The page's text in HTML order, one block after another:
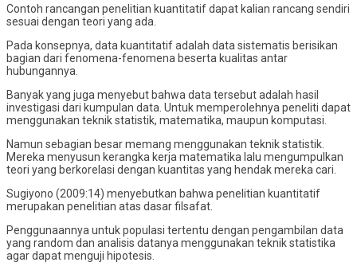
Contoh rancangan penelitian kuantitatif dapat kalian rancang sendiri
sesuai dengan teori yang ada.
Pada konsepnya, data kuantitatif adalah data sistematis berisikan
bagian dari fenomena-fenomena beserta kualitas antar
hubungannya.
Banyak yang juga menyebut bahwa data tersebut adalah hasil
investigasi dari kumpulan data. Untuk memperolehnya peneliti dapat
menggunakan teknik statistik, matematika, maupun komputasi.
Namun sebagian besar memang menggunakan teknik statistik.
Mereka menyusun kerangka kerja matematika lalu mengumpulkan
teori yang berkorelasi dengan kuantitas yang hendak mereka cari.
Sugiyono (2009:14) menyebutkan bahwa penelitian kuantitatif
merupakan penelitian atas dasar filsafat.
Penggunaannya untuk populasi tertentu dengan pengambilan data
yang random dan analisis datanya menggunakan teknik statistika
agar dapat menguji hipotesis.